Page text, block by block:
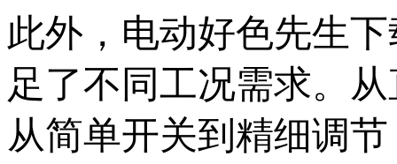
此外，电动好色先
足了不同工况需求。从
从简单开关到精细调节